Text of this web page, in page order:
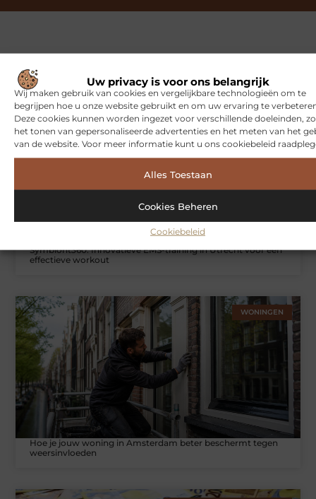
Uw privacy is voor ons belangrijk
Wij maken gebruik van cookies en vergelijkbare technologieën om te
begrijpen hoe u onze website gebruikt en om uw ervaring te
Deze cookies kunnen worden ingezet voor verschillende doeleinden,
het tonen van gepersonaliseerde advertenties en het meten van het
van de website. Voor meer informatie kunt u ons cookiebeleid
Alles Toestaan
Cookies Beheren
Cookiebeleid
mogelijk interesseren
SPORT
Symbiont360: Innovatieve EMS-training in Utrecht voor een
effectieve workout
WONINGEN
Hoe je jouw woning in Amsterdam beter beschermt tegen
weersinvloeden